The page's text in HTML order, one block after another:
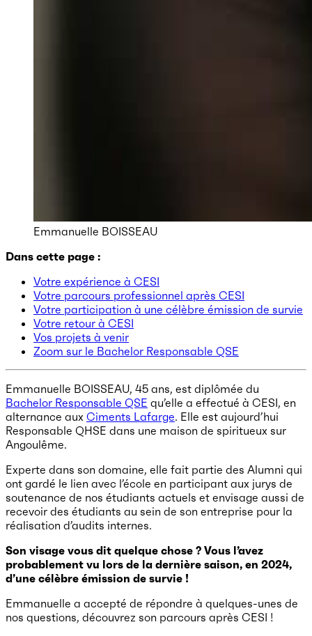
Emmanuelle BOISSEAU
Dans cette page :
Votre expérience à CESI
Votre parcours professionnel après CESI
Votre participation à une célèbre émission de survie
Votre retour à CESI
Vos projets à venir
Zoom sur le Bachelor Responsable QSE
Emmanuelle BOISSEAU, 45 ans, est diplômée du
Bachelor Responsable QSE qu’elle a effectué à CESI, en
alternance aux Ciments Lafarge. Elle est aujourd’hui
Responsable QHSE dans une maison de spiritueux sur
Angoulême.
Experte dans son domaine, elle fait partie des Alumni qui
ont gardé le lien avec l’école en participant aux jurys de
soutenance de nos étudiants actuels et envisage aussi de
recevoir des étudiants au sein de son entreprise pour la
réalisation d’audits internes.
Son visage vous dit quelque chose ? Vous l’avez
probablement vu lors de la dernière saison, en 2024,
d’une célèbre émission de survie !
Emmanuelle a accepté de répondre à quelques-unes de
nos questions, découvrez son parcours après CESI !